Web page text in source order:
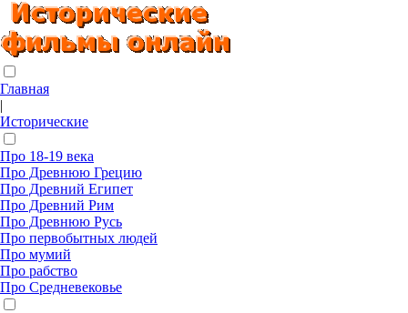
Главная
|
Исторические
Про 18-19 века
Про Древнюю Грецию
Про Древний Египет
Про Древний Рим
Про Древнюю Русь
Про первобытных людей
Про мумий
Про рабство
Про Средневековье